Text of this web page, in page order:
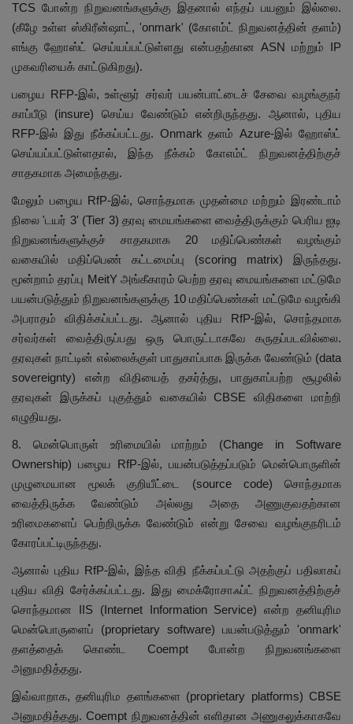
TCS போன்ற நிறுவனங்களுக்கு இதனால் எந்தப் பயனும் இல்லை.
(கீழே உள்ள ஸ்கிரீன்ஷாட், 'onmark' (கோஎம்ட் நிறுவனத்தின் தளம்)
எங்கு ஹோஸ்ட் செய்யப்பட்டுள்ளது என்பதற்கான ASN மற்றும் IP
முகவரியைக் காட்டுகிறது).
பழைய RFP-இல், உள்ளூர் சர்வர் பயன்பாட்டைச் சேவை வழங்குநர்
காப்பீடு (insure) செய்ய வேண்டும் என்றிருந்தது. ஆனால், புதிய
RFP-இல் இது நீக்கப்பட்டது. Onmark தளம் Azure-இல் ஹோஸ்ட்
செய்யப்பட்டுள்ளதால், இந்த நீக்கம் கோஎம்ட் நிறுவனத்திற்குச்
சாதகமாக அமைந்தது.
மேலும் பழைய RfP-இல், சொந்தமாக முதன்மை மற்றும் இரண்டாம்
நிலை 'டயர் 3' (Tier 3) தரவு மையங்களை வைத்திருக்கும் பெரிய ஐடி
நிறுவனங்களுக்குச் சாதகமாக 20 மதிப்பெண்கள் வழங்கும்
வகையில் மதிப்பெண் கட்டமைப்பு (scoring matrix) இருந்தது.
மூன்றாம் தரப்பு MeitY அங்கீகாரம் பெற்ற தரவு மையங்களை மட்டுமே
பயன்படுத்தும் நிறுவனங்களுக்கு 10 மதிப்பெண்கள் மட்டுமே வழங்கி
அபராதம் விதிக்கப்பட்டது. ஆனால் புதிய RfP-இல், சொந்தமாக
சர்வர்கள் வைத்திருப்பது ஒரு பொருட்டாகவே கருதப்படவில்லை.
தரவுகள் நாட்டின் எல்லைக்குள் பாதுகாப்பாக இருக்க வேண்டும் (data
sovereignty) என்ற விதியைத் தகர்த்து, பாதுகாப்பற்ற சூழலில்
தரவுகள் இருக்கப் புகுத்தும் வகையில் CBSE விதிகளை மாற்றி
எழுதியது.
8. மென்பொருள் உரிமையில் மாற்றம் (Change in Software
Ownership) பழைய RfP-இல், பயன்படுத்தப்படும் மென்பொருளின்
முழுமையான மூலக் குறியீட்டை (source code) சொந்தமாக
வைத்திருக்க வேண்டும் அல்லது அதை அணுகுவதற்கான
உரிமைகளைப் பெற்றிருக்க வேண்டும் என்று சேவை வழங்குநரிடம்
கோரப்பட்டிருந்தது.
ஆனால் புதிய RfP-இல், இந்த விதி நீக்கப்பட்டு அதற்குப் பதிலாகப்
புதிய விதி சேர்க்கப்பட்டது. இது மைக்ரோசாஃப்ட் நிறுவனத்திற்குச்
சொந்தமான IIS (Internet Information Service) என்ற தனியுரிம
மென்பொருளைப் (proprietary software) பயன்படுத்தும் 'onmark'
தளத்தைக் கொண்ட Coempt போன்ற நிறுவனங்களை
அனுமதித்தது.
இவ்வாறாக, தனியுரிம தளங்களை (proprietary platforms) CBSE
அனுமதித்தது. Coempt நிறுவனத்தின் எளிதான அணுகலுக்காகவே